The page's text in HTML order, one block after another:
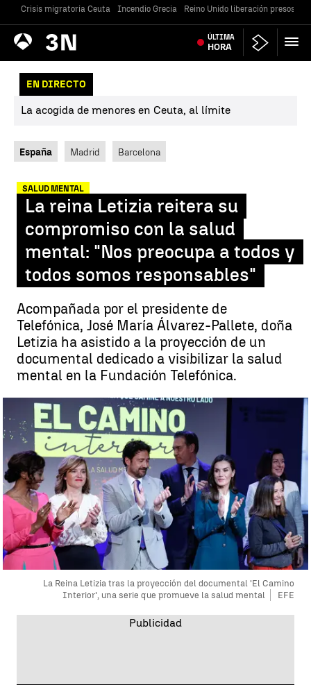
Crisis migratoria Ceuta Incendio Grecia Reino Unido liberación presos
Antena
3 Noticias ÚLTIMA
HORA
EN DIRECTO
La acogida de menores en Ceuta, al límite
España Madrid Barcelona
SALUD MENTAL
La reina Letizia reitera su
compromiso con la salud
mental: "Nos preocupa a todos y
todos somos responsables"
Acompañada por el presidente de
Telefónica, José María Álvarez-Pallete, doña
Letizia ha asistido a la proyección de un
documental dedicado a visibilizar la salud
mental en la Fundación Telefónica.
La Reina Letizia tras la proyección del documental 'El Camino
Interior', una serie que promueve la salud mental
EFE